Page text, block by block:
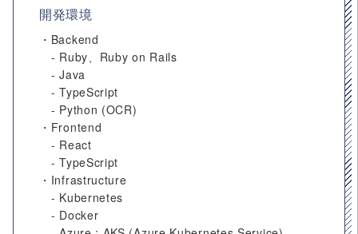
開発環境
・Backend
- Ruby、Ruby on Rails
- Java
- TypeScript
- Python (OCR)
・Frontend
- React
- TypeScript
・Infrastructure
- Kubernetes
- Docker